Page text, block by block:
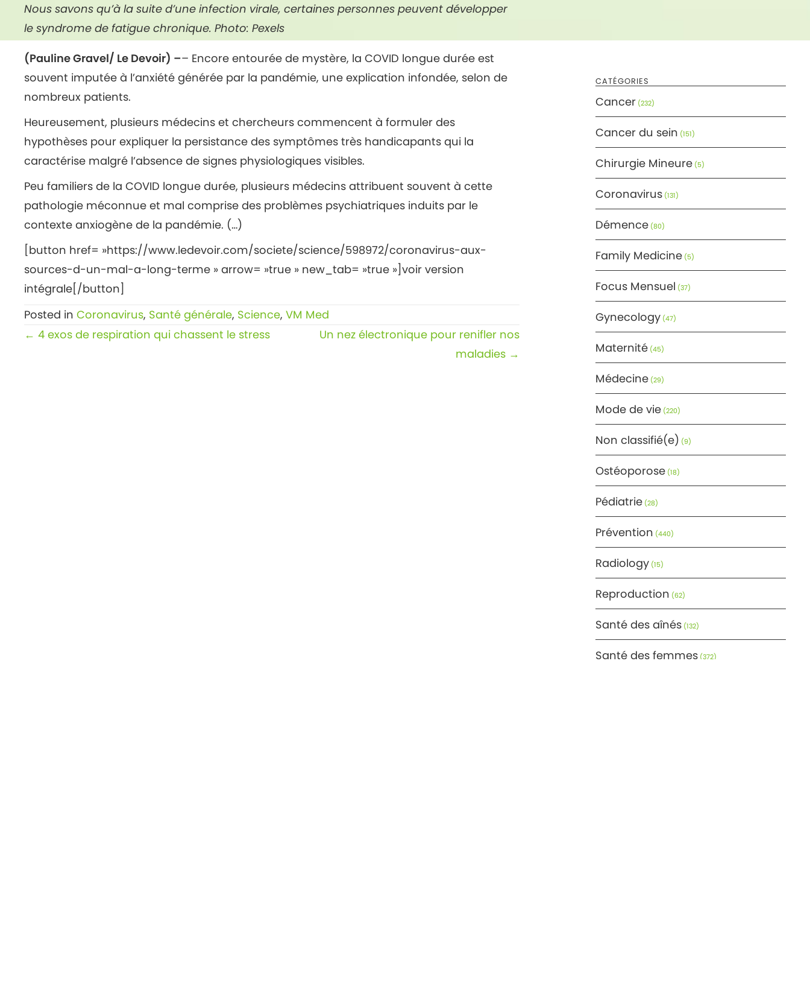
Nous savons qu’à la suite d’une infection virale, certaines personnes peuvent développer
le syndrome de fatigue chronique. Photo: Pexels
(Pauline Gravel/ Le Devoir) –– Encore entourée de mystère, la COVID longue durée est
souvent imputée à l’anxiété générée par la pandémie, une explication infondée, selon de
nombreux patients.
Heureusement, plusieurs médecins et chercheurs commencent à formuler des
hypothèses pour expliquer la persistance des symptômes très handicapants qui la
caractérise malgré l’absence de signes physiologiques visibles.
Peu familiers de la COVID longue durée, plusieurs médecins attribuent souvent à cette
pathologie méconnue et mal comprise des problèmes psychiatriques induits par le
contexte anxiogène de la pandémie. (…)
[button href= »https://www.ledevoir.com/societe/science/598972/coronavirus-aux-
sources-d-un-mal-a-long-terme » arrow= »true » new_tab= »true »]voir version
intégrale[/button]
Posted in Coronavirus, Santé générale, Science, VM Med
Posts
← 4 exos de respiration qui chassent le stress
Un nez électronique pour renifler nos
maladies →
CATÉGORIES
Cancer(232)
Cancer du sein (151)
Chirurgie Mineure(5)
Coronavirus(131)
Démence(80)
Family Medicine(5)
Focus Mensuel (37)
Gynecology(47)
Maternité(45)
Médecine(29)
Mode de vie(220)
Non classifié(e) (9)
Ostéoporose(18)
Pédiatrie(28)
Prévention (440)
Radiology(15)
Reproduction (62)
Santé des aînés(132)
Santé des femmes(372)